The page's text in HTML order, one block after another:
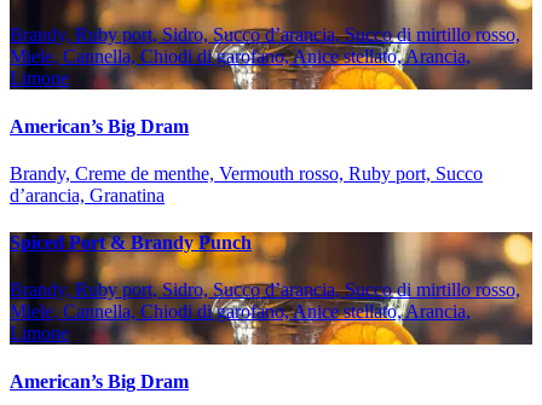
Brandy, Ruby port, Sidro, Succo d’arancia, Succo di mirtillo rosso,
Miele, Cannella, Chiodi di garofano, Anice stellato, Arancia,
Limone
American’s Big Dram
Brandy, Creme de menthe, Vermouth rosso, Ruby port, Succo
d’arancia, Granatina
Spiced Port & Brandy Punch
Brandy, Ruby port, Sidro, Succo d’arancia, Succo di mirtillo rosso,
Miele, Cannella, Chiodi di garofano, Anice stellato, Arancia,
Limone
American’s Big Dram